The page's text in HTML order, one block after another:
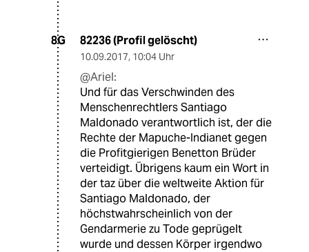
8G 82236 (Profil gelöscht)
10.09.2017, 10:04 Uhr
@Ariel:
Und für das Verschwinden des
Menschenrechtlers Santiago
Maldonado verantwortlich ist, der die
Rechte der Mapuche-Indianet gegen
die Profitgierigen Benetton Brüder
verteidigt. Übrigens kaum ein Wort in
der taz über die weltweite Aktion für
Santiago Maldonado, der
höchstwahrscheinlich von der
Gendarmerie zu Tode geprügelt
wurde und dessen Körper irgendwo